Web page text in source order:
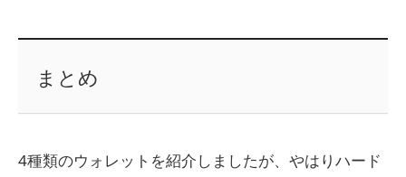
まとめ
4種類のウォレットを紹介しましたが、やはりハード